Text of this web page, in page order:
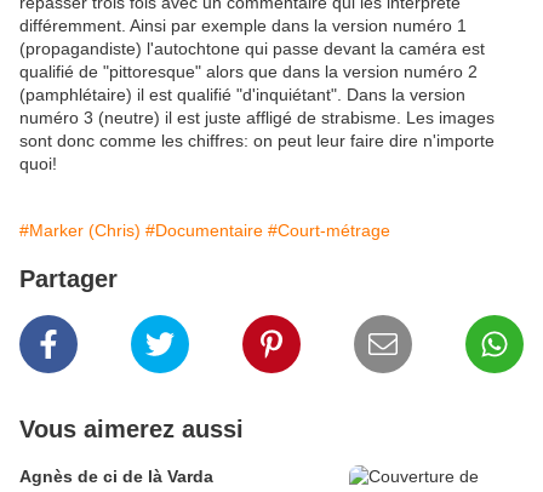
différemment. Ainsi par exemple dans la version numéro 1
(propagandiste) l'autochtone qui passe devant la caméra est
qualifié de "pittoresque" alors que dans la version numéro 2
(pamphlétaire) il est qualifié "d'inquiétant". Dans la version
numéro 3 (neutre) il est juste affligé de strabisme. Les images
sont donc comme les chiffres: on peut leur faire dire n'importe
quoi!
#Marker (Chris) #Documentaire #Court-métrage
Partager
Vous aimerez aussi
Agnès de ci de là Varda